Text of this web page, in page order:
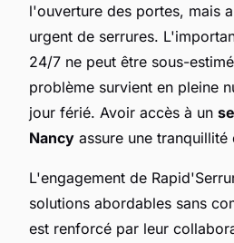
l'ouverture des portes, mais
urgent de serrures.
24/7 ne peut être sous-
problème survient en pleine
jour férié. Avoir accès à un
Nancy assure une
L'engagement de
solutions abordables sans
est renforcé par leur